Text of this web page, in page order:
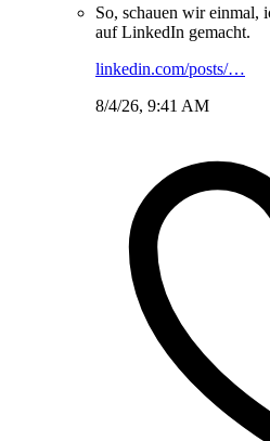
So, schauen wir einmal,
auf LinkedIn gemacht.
linkedin.com/posts/…
8/4/26, 9:41 AM